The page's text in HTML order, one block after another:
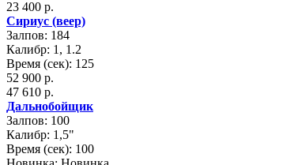
23 400 р.
Сириус (веер)
Залпов: 184
Калибр: 1, 1.2
Время (сек): 125
52 900 р.
47 610 р.
Дальнобойщик
Залпов: 100
Калибр: 1,5"
Время (сек): 100